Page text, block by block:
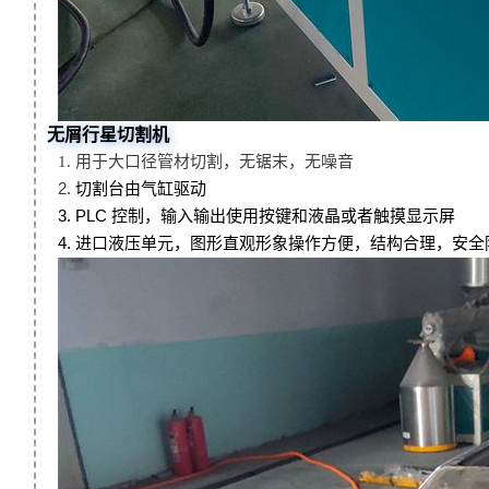
无屑行星切割机
1. 用于大口径管材切割， 无锯末，无噪音
2. 切割台由气缸驱动
3. PLC 控制，输入输出使用按键和液晶或者触摸显示屏
4. 进口液压单元，图形直观形象操作方便，结构合理，安